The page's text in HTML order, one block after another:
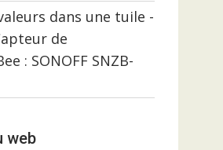
dans une tuile -
de
: SONOFF SNZB-
web